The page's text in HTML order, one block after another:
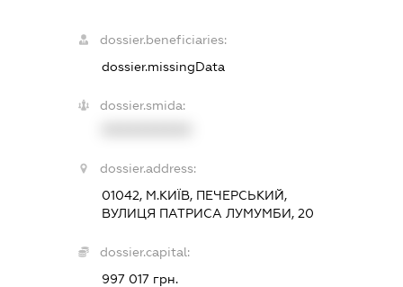
dossier.beneficiaries:
dossier.missingData
dossier.smida:
dossier.address:
01042, М.КИЇВ, ПЕЧЕРСЬКИЙ,
ВУЛИЦЯ ПАТРИСА ЛУМУМБИ, 20
dossier.capital:
997 017 грн.